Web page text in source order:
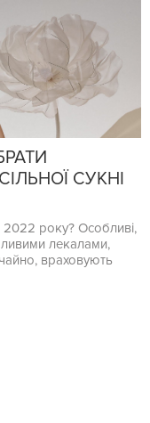
СУКНІ
2022 року? Особливі,
лекалами,
враховують